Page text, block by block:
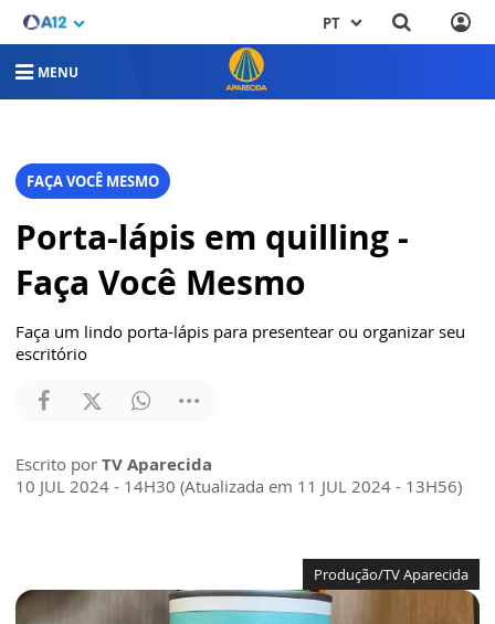
PT
MENU
FAÇA VOCÊ MESMO
Porta-lápis em quilling -
Faça Você Mesmo
Faça um lindo porta-lápis para presentear ou organizar seu
escritório
Escrito por TV Aparecida
10 JUL 2024 - 14H30 (Atualizada em 11 JUL 2024 - 13H56)
Produção/TV Aparecida